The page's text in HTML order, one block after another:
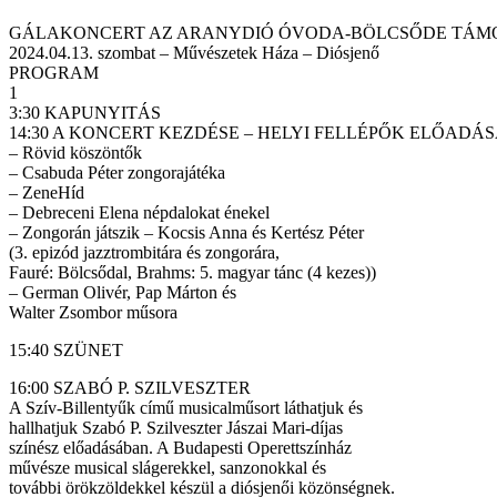
GÁLAKONCERT AZ ARANYDIÓ ÓVODA-BÖLCSŐDE
2024.04.13. szombat – Művészetek Háza – Diósjenő
PROGRAM
1
3:30 KAPUNYITÁS
14:30 A KONCERT KEZDÉSE – HELYI FELLÉPŐK
– Rövid köszöntők
– Csabuda Péter zongorajátéka
– ZeneHíd
– Debreceni Elena népdalokat énekel
– Zongorán játszik – Kocsis Anna és Kertész Péter
(3. epizód jazztrombitára és zongorára,
Fauré: Bölcsődal, Brahms: 5. magyar tánc (4 kezes))
– German Olivér, Pap Márton és
Walter Zsombor műsora
15:40 SZÜNET
16:00 SZABÓ P. SZILVESZTER
A Szív-Billentyűk című musicalműsort láthatjuk és
hallhatjuk Szabó P. Szilveszter Jászai Mari-díjas
színész előadásában. A Budapesti Operettszínház
művésze musical slágerekkel, sanzonokkal és
további örökzöldekkel készül a diósjenői közönségnek.